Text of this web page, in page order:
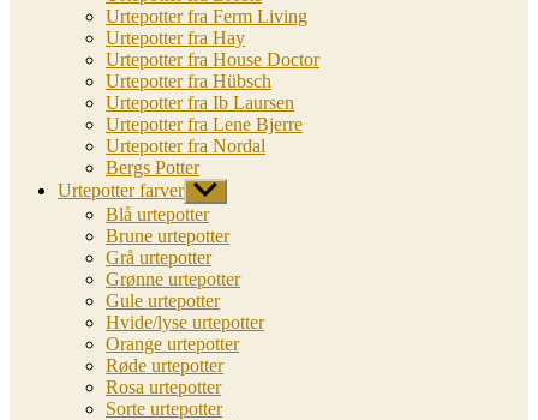
Urtepotter fra Ferm Living
Urtepotter fra Hay
Urtepotter fra House Doctor
Urtepotter fra Hübsch
Urtepotter fra Ib Laursen
Urtepotter fra Lene Bjerre
Urtepotter fra Nordal
Bergs Potter
Urtepotter farver Vis
undermenu
Blå urtepotter
Brune urtepotter
Grå urtepotter
Grønne urtepotter
Gule urtepotter
Hvide/lyse urtepotter
Orange urtepotter
Røde urtepotter
Rosa urtepotter
Sorte urtepotter